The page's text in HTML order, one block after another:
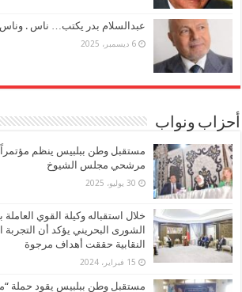
عبدالسلام بدر يكتب… ناس . وناس
6 ديسمبر، 2025
أحزاب ونواب
مستقبل وطن ببلبيس ينظم مؤتمراً
مرشحي مجلس الشيوخ
30 يوليو، 2025
خلال استقباله وكيلة القوي
الشورى البحريني يؤكد أن التجربة
النقابية حققت أهداف مرجوة
15 فبراير، 2024
مستقبل وطن ببلبيس يقود حملة